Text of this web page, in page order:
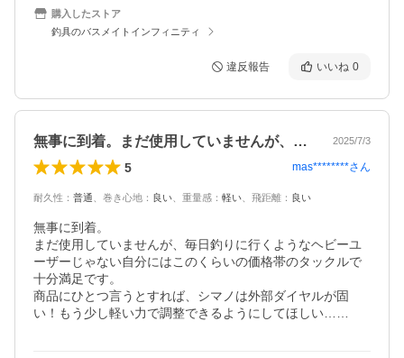
購入したストア
釣具のバスメイトインフィニティ
違反報告 いいね 0
無事に到着。まだ使用していませんが、毎… 2025/7/3
5 mas********さん
耐久性 ： 普通 巻き心地 ： 良い 重量感 ： 軽い 飛距離 ： 良い
無事に到着。
まだ使用していませんが、毎日釣りに行くようなヘビーユ
ーザーじゃない自分にはこのくらいの価格帯のタックルで
十分満足です。
商品にひとつ言うとすれば、シマノは外部ダイヤルが固
い！もう少し軽い力で調整できるようにしてほしい……